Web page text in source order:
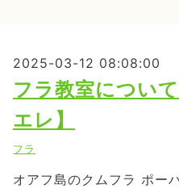
2025-03-12 08:08:00
フラ教室につい
エレ】
フラ
オアフ島のクムフラ ポー